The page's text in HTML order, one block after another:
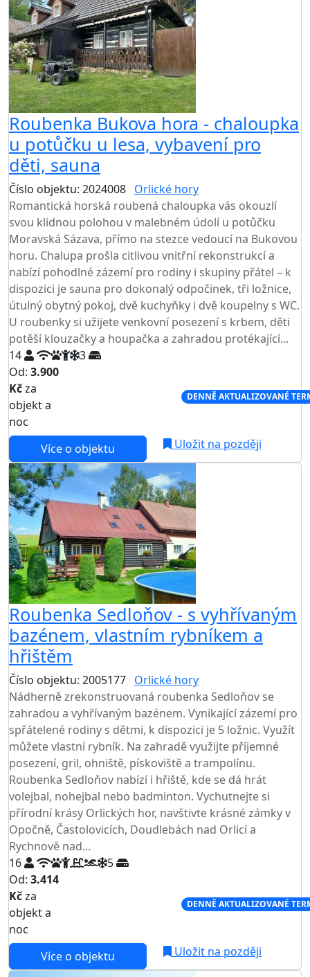
Roubenka Bukova hora - chaloupka
u potůčku u lesa, vybavení pro
děti, sauna
Číslo objektu: 2024008 Orlické hory
Romantická horská roubená chaloupka vás okouzlí
svou klidnou polohou v malebném údolí u potůčku
Moravská Sázava, přímo na stezce vedoucí na Bukovou
horu. Chalupa prošla citlivou vnitřní rekonstrukcí a
nabízí pohodlné zázemí pro rodiny i skupiny přátel – k
dispozici je sauna pro dokonalý odpočinek, tři ložnice,
útulný obytný pokoj, dvě kuchyňky i dvě koupelny s WC.
U roubenky si užijete venkovní posezení s krbem, děti
potěší klouzačky a houpačka a zahradou protékající...
14
3
Od: 3.900
Kčza
objekt a
noc
DENNĚ AKTUALIZOVANÉ
Více o objektu Uložit na později
Roubenka Sedloňov - s vyhřívaným
bazénem, vlastním rybníkem a
hřištěm
Číslo objektu: 2005177 Orlické hory
Nádherně zrekonstruovaná roubenka Sedloňov se
zahradou a vyhřívaným bazénem. Vynikající zázemí pro
spřátelené rodiny s dětmi, k dispozici je 5 ložnic. Využít
můžete vlastní rybník. Na zahradě využijte příjemné
posezení, gril, ohniště, pískoviště a trampolínu.
Roubenka Sedloňov nabízí i hřiště, kde se dá hrát
volejbal, nohejbal nebo badminton. Vychutnejte si
přírodní krásy Orlických hor, navštivte krásné zámky v
Opočně, Častolovicích, Doudlebách nad Orlicí a
Rychnově nad...
16
5
Od: 3.414
Kčza
objekt a
noc
DENNĚ AKTUALIZOVANÉ
Více o objektu Uložit na později